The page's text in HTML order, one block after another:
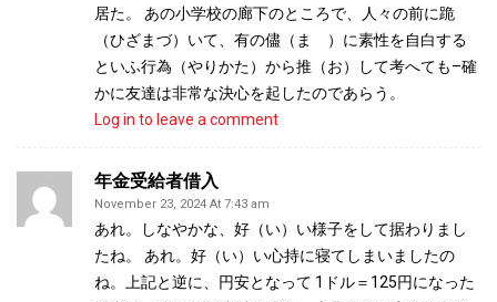
居た。 あの小学校の廊下のところで、人々の前に跪
（ひざまづ）いて、有の儘（まゝ）に素性を自白する
といふ行為（やりかた）から推（お）して考へても–確
かに友達は非常な決心を起したのであらう。
Log in to leave a comment
年金受給者借入
November 23, 2024 At 7:43 am
あれ。しなやかな、好（い）い様子をして据わりまし
たね。 あれ。好（い）い心持に寝てしまいましたの
ね。上記と逆に、円安となって 1ドル＝125円になった